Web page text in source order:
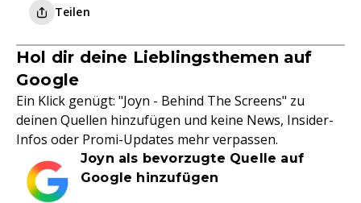
Teilen
Hol dir deine Lieblingsthemen auf
Google
Ein Klick genügt: "Joyn - Behind The Screens" zu
deinen Quellen hinzufügen und keine News, Insider-
Infos oder Promi-Updates mehr verpassen.
Joyn als bevorzugte Quelle auf
Google hinzufügen